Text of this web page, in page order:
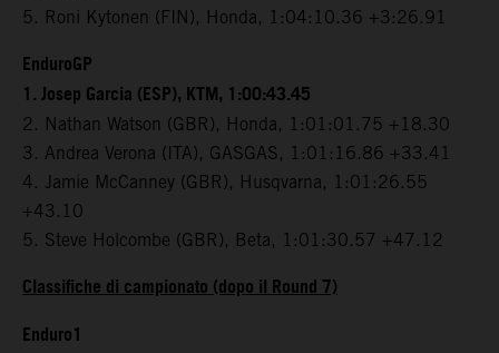
5. Roni Kytonen (FIN), Honda, 1:04:10.36 +3:26.91
EnduroGP
1. Josep Garcia (ESP), KTM, 1:00:43.45
2. Nathan Watson (GBR), Honda, 1:01:01.75 +18.30
3. Andrea Verona (ITA), GASGAS, 1:01:16.86 +33.41
4. Jamie McCanney (GBR), Husqvarna, 1:01:26.55
+43.10
5. Steve Holcombe (GBR), Beta, 1:01:30.57 +47.12
Classifiche di campionato (dopo il Round 7)
Enduro1